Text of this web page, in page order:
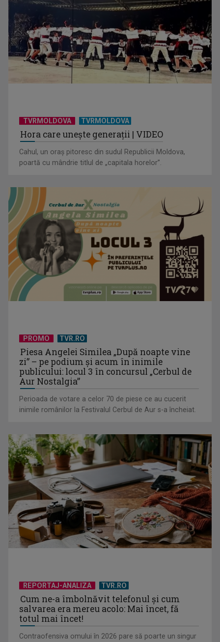
Serialul „Toate pânzele sus!” ne umple duminicile de
aventură, la TVR 2
Piesa „Un actor grăbit” a Laurei Stoica – prima în topul
preferinţelor ...
TVRMOLDOVA TVRMOLDOVA
Hora care unește generații | VIDEO
Cahul, un oraș pitoresc din sudul Republicii Moldova,
poartă cu mândrie titlul de „capitala horelor”.
PROMO TVR.RO
Piesa Angelei Similea „După noapte vine
zi” – pe podium şi acum în inimile
publicului: locul 3 în concursul „Cerbul de
Aur Nostalgia”
Perioada de votare a celor 70 de piese ce au cucerit
inimile românilor la Festivalul Cerbul de Aur s-a încheiat.
REPORTAJ-ANALIZA TVR.RO
Cum ne-a îmbolnăvit telefonul și cum
salvarea era mereu acolo: Mai încet, fă
totul mai încet!
Contraofensiva omului în 2026 pare să poarte un singur